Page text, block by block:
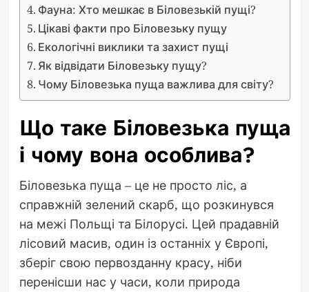
Фауна: Хто мешкає в Біловезькій пущі?
Цікаві факти про Біловезьку пущу
Екологічні виклики та захист пущі
Як відвідати Біловезьку пущу?
Чому Біловезька пуща важлива для світу?
Що таке Біловезька пуща
і чому вона особлива?
Біловезька пуща – це не просто ліс, а
справжній зелений скарб, що розкинувся
на межі Польщі та Білорусі. Цей прадавній
лісовий масив, один із останніх у Європі,
зберіг свою первозданну красу, ніби
перенісши нас у часи, коли природа